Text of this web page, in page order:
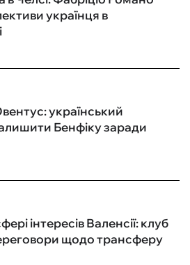
українця в
український
Бенфіку заради
інтересів Валенсії: клуб
щодо трансферу